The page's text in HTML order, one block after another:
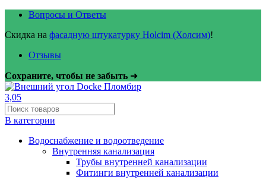
Вопросы и Ответы
Скидка на фасадную штукатурку Holcim (Холсим)!
Отзывы
Сохраните, чтобы не забыть ➜
В категории
Водоснабжение и водоотведение
Внутренняя канализация
Трубы внутренней канализации
Фитинги внутренней канализации